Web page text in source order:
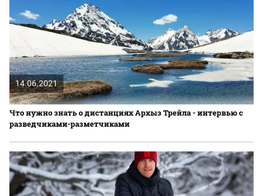
14.06.2021
Что нужно знать о дистанциях Архыз Трейла - интервью с
разведчиками-разметчиками